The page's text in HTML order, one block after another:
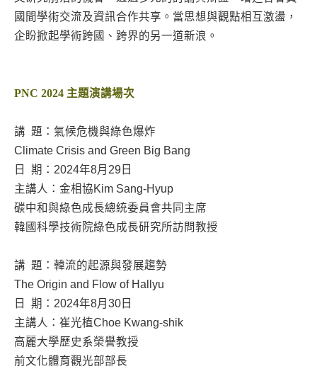
國間學術交流及資訊合作共享。當思想與觀點相互激盪，
企盼掀起學術跨國、跨界的另一道新浪。
PNC 2024 主題演講場次
講 題：氣候危機與綠色爆炸
Climate Crisis and Green Big Bang
日 期：2024年8月29日
主講人：金相協Kim Sang-Hyup
碳中和與綠色成長總統委員會共同主席
韓國科學技術院綠色成長研究所訪問教授
講 題：韓流的起源與發展趨勢
The Origin and Flow of Hallyu
日 期：2024年8月30日
主講人：崔光植Choe Kwang-shik
高麗大學歷史系榮譽教授
前文化體育觀光部部長